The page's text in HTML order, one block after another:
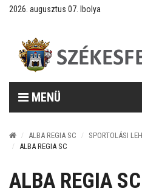
2026. augusztus 07. Ibolya
MENÜ
ALBA REGIA SC SPORTOLÁSI
ALBA REGIA SC
ALBA REGIA SC